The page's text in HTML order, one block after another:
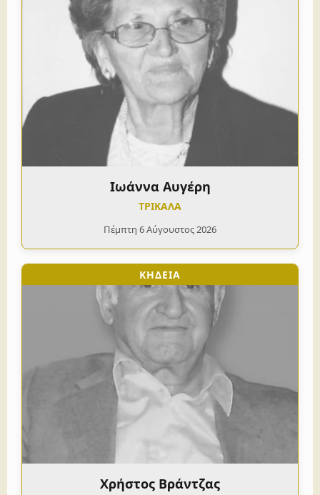
Ιωάννα Αυγέρη
ΤΡΙΚΑΛΑ
Πέμπτη 6 Αύγουστος 2026
ΚΗΔΕΙΑ
Χρήστος Βράντζας